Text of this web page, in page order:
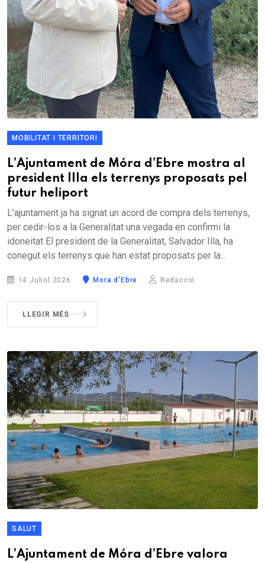
MOBILITAT I TERRITORI
L’Ajuntament de Móra d’Ebre mostra al
president Illa els terrenys proposats pel
futur heliport
L’ajuntament ja ha signat un acord de compra dels terrenys,
per cedir-los a la Generalitat una vegada en confirmi la
idoneitat El president de la Generalitat, Salvador Illa, ha
conegut els terrenys que han estat proposats per la...
14 Juliol 2026 Mora d'Ebre Redacció
LLEGIR MÉS
SALUT
L’Ajuntament de Móra d’Ebre valora